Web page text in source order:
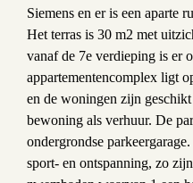
Siemens en er is een aparte
Het terras is 30 m2 met
vanaf de 7e verdieping is er
appartementencomplex ligt
en de woningen zijn
bewoning als verhuur. De
ondergrondse
sport- en ontspanning, zo